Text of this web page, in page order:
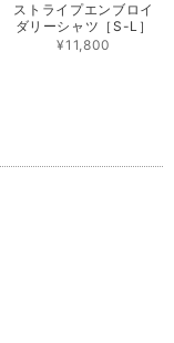
ストライプエンブロイ
ダリーシャツ［S-L］
¥11,800